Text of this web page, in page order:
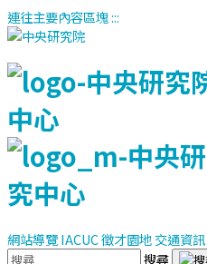
連往主要內容區塊:::
網站導覽IACUC徵才園地交通資訊
搜尋